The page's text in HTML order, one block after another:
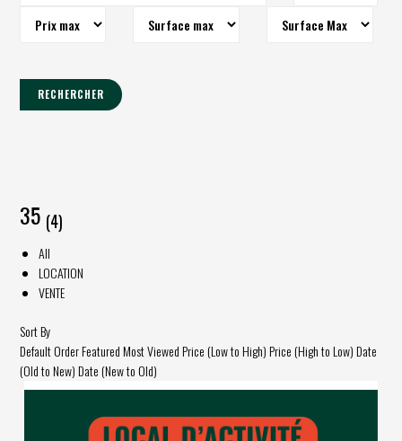
RECHERCHER
35 (4)
All
LOCATION
VENTE
Sort By
Default OrderFeatured Most Viewed Price (Low to High) Price (High to Low) Date
(Old to New) Date (New to Old)